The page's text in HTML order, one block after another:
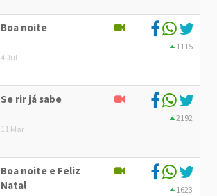
Boa noite
4 Jul
1115
Se rir já sabe
11 Mar
2192
Boa noite e Feliz
Natal
1623